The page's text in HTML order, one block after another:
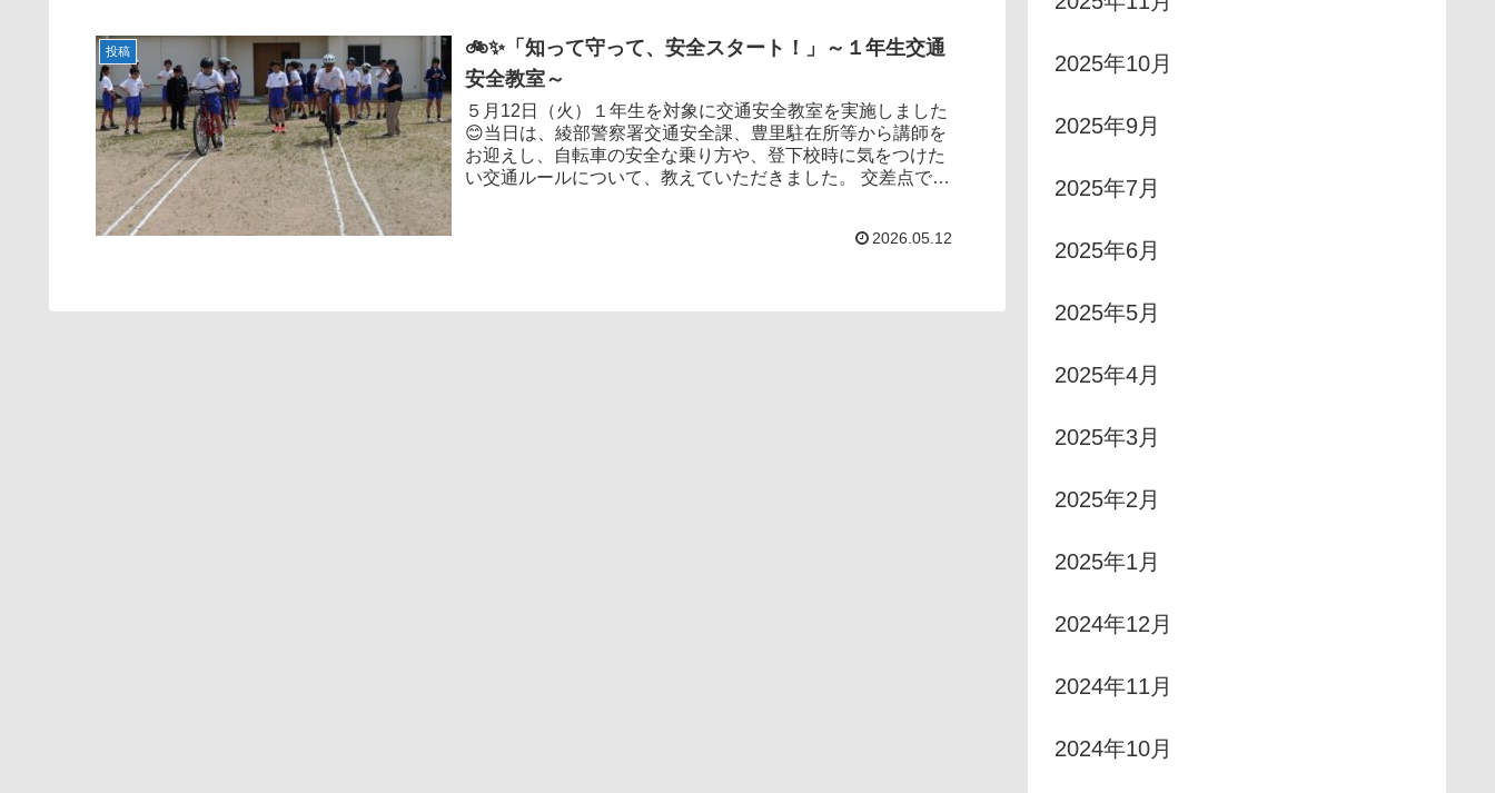
投稿
🚲✨「知って守って、安全スタート！」～１年生交通
安全教室～
５月12日（火）１年生を対象に交通安全教室を実施しました
😊当日は、綾部警察署交通安全課、豊里駐在所等から講師を
お迎えし、自転車の安全な乗り方や、登下校時に気をつけた
い交通ルールについて、教えていただきました。 交差点での
2026.05.12
2025年10月
2025年9月
2025年7月
2025年6月
2025年5月
2025年4月
2025年3月
2025年2月
2025年1月
2024年12月
2024年11月
2024年10月